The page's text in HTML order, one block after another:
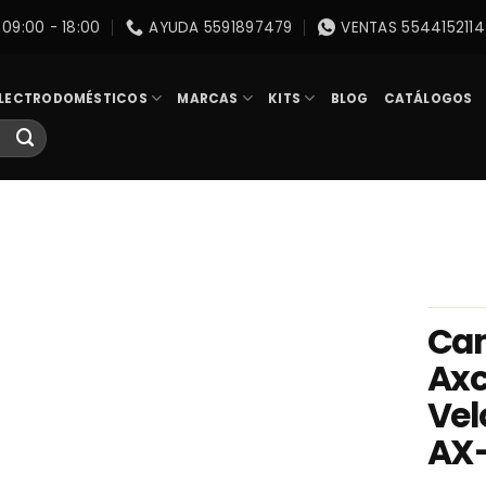
09:00 - 18:00 AYUDA 5591897479 VENTAS 5544152114
MARCAS KITS BLOG CATÁLOGOS